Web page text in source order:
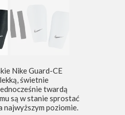
Nike Guard-CE
świetnie
twardą
są w stanie sprostać
najwyższym poziomie.